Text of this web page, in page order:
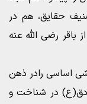
حقایق، هم در
باقر رضی الله عنه
اساسی رادر ذهن
در شناخت و